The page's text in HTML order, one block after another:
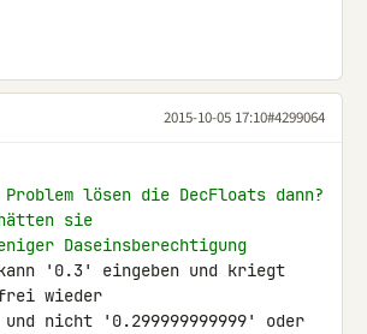
2015-10-05 17:10#4299064
lösen die DecFloats dann?
hätten sie
Daseinsberechtigung
'0.3' eingeben und kriegt
wieder
nicht '0.299999999999' oder